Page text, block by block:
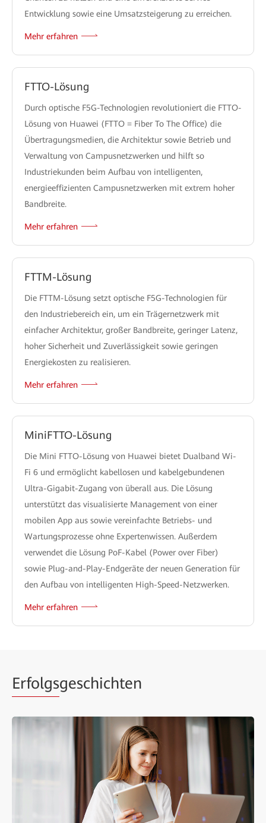
Entwicklung sowie eine Umsatzsteigerung zu erreichen.
Mehr erfahren
FTTO-Lösung
Durch optische F5G-Technologien revolutioniert die FTTO-
Lösung von Huawei (FTTO = Fiber To The Office) die
Übertragungsmedien, die Architektur sowie Betrieb und
Verwaltung von Campusnetzwerken und hilft so
Industriekunden beim Aufbau von intelligenten,
energieeffizienten Campusnetzwerken mit extrem hoher
Bandbreite.
Mehr erfahren
FTTM-Lösung
Die FTTM-Lösung setzt optische F5G-Technologien für
den Industriebereich ein, um ein Trägernetzwerk mit
einfacher Architektur, großer Bandbreite, geringer Latenz,
hoher Sicherheit und Zuverlässigkeit sowie geringen
Energiekosten zu realisieren.
Mehr erfahren
MiniFTTO-Lösung
Die Mini FTTO-Lösung von Huawei bietet Dualband Wi-
Fi 6 und ermöglicht kabellosen und kabelgebundenen
Ultra-Gigabit-Zugang von überall aus. Die Lösung
unterstützt das visualisierte Management von einer
mobilen App aus sowie vereinfachte Betriebs- und
Wartungsprozesse ohne Expertenwissen. Außerdem
verwendet die Lösung PoF-Kabel (Power over Fiber)
sowie Plug-and-Play-Endgeräte der neuen Generation für
den Aufbau von intelligenten High-Speed-Netzwerken.
Mehr erfahren
Erfolgsgeschichten